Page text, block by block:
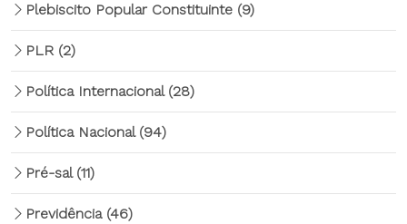
Plebiscito Popular Constituinte (9)
PLR (2)
Política Internacional (28)
Política Nacional (94)
Pré-sal (11)
Previdência (46)